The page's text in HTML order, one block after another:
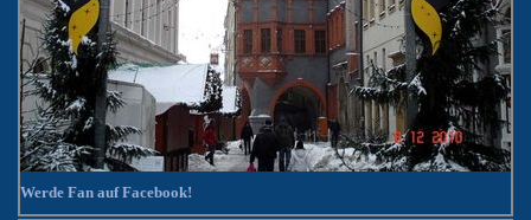
Werde Fan auf Facebook!